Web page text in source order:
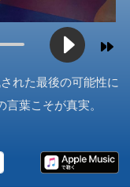
れた最後の可能性に
葉こそが真実。